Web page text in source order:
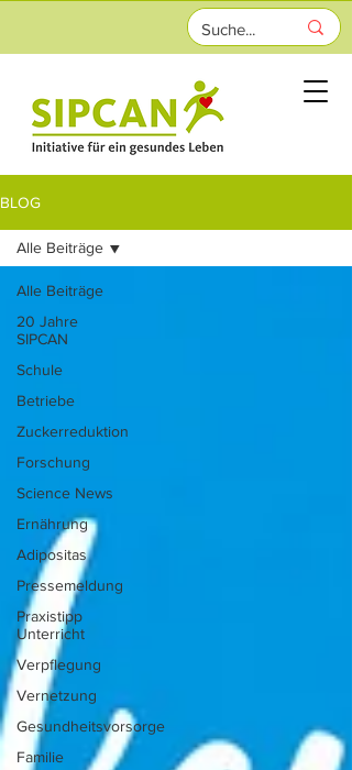
BLOG
Alle Beiträge
20 Jahre
SIPCAN
Schule
Betriebe
Zuckerreduktion
Forschung
Science News
Ernährung
Adipositas
Pressemeldung
Praxistipp
Unterricht
Verpflegung
Vernetzung
Gesundheitsvorsorge
Familie
Alle Beiträge